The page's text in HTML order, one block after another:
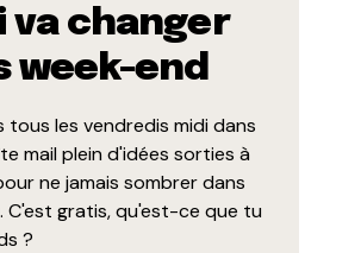
va changer
week-end
tous les vendredis midi dans
mail plein d'idées sorties à
ne jamais sombrer dans
C'est gratis, qu'est-ce que tu
?